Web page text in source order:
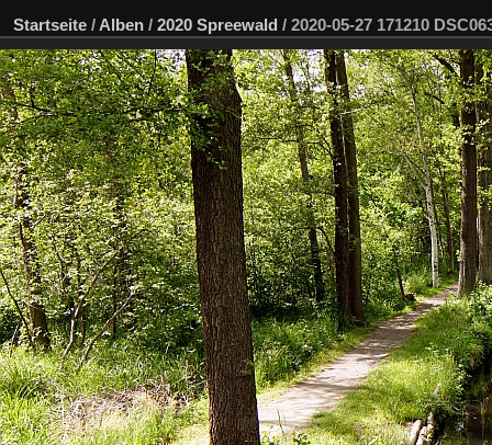
Startseite / Alben / 2020 Spreewald / 2020-05-27 171210